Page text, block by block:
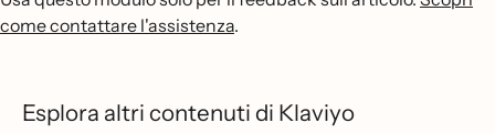
come contattare l'assistenza.
Esplora altri contenuti di Klaviyo